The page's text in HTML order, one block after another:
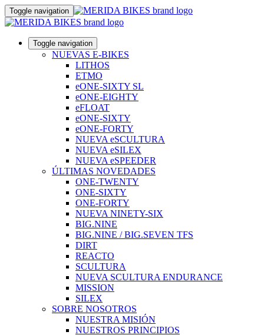
Toggle navigation
Toggle navigation
NUEVAS E-BIKES
LITHOS
ETMO
eONE-SIXTY SL
eONE-EIGHTY
eFLOAT
eONE-SIXTY
eONE-FORTY
NUEVA eSCULTURA
NUEVA eSILEX
NUEVA eSPEEDER
ÚLTIMAS NOVEDADES
ONE-TWENTY
ONE-SIXTY
ONE-FORTY
NUEVA NINETY-SIX
BIG.NINE
BIG.NINE / BIG.SEVEN TFS
DIRT
REACTO
SCULTURA
NUEVA SCULTURA ENDURANCE
MISSION
SILEX
SOBRE NOSOTROS
NUESTRA MISIÓN
NUESTROS PRINCIPIOS